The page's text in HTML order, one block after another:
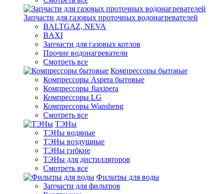
Запчасти для газовых проточных водонагревателей
BALTGAZ, NEVA
BAXI
Запчасти для газовых котлов
Прочие водонагреватели
Смотреть все
Компрессоры бытовые
Компрессоры Aspera бытовые
Компрессоры Jiaxipera
Компрессоры LG
Компрессоры Wansheng
Смотреть все
ТЭНы
ТЭНы водяные
ТЭНы воздушные
ТЭНы гибкие
ТЭНы для дистилляторов
Смотреть все
Фильтры для воды
Запчасти для фильтров